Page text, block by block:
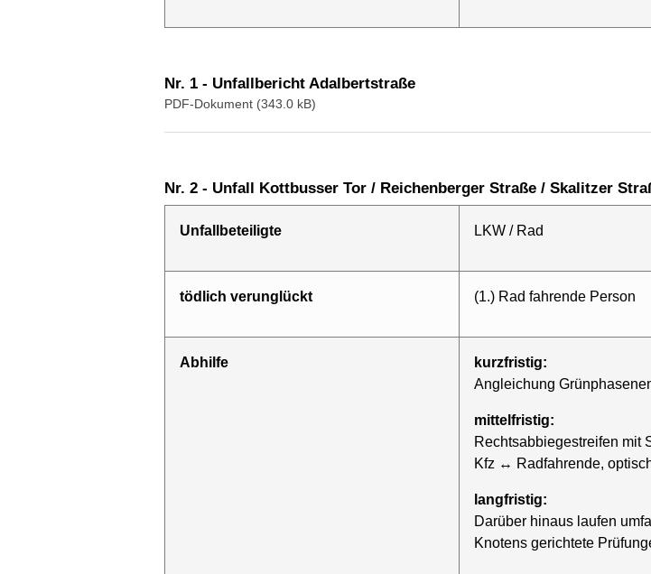
Nr. 1 - Unfallbericht Adalbertstraße
PDF-Dokument (343.0 kB)
Nr. 2 - Unfall Kottbusser Tor / Reichenberger Straße / Skalitzer
Unfallbeteiligte LKW / Rad
tödlich verunglückt (1.) Rad fahrende Person
Abhilfe
kurzfristig:
Angleichung
mittelfristig:
Rechtsabbiegestreifen mit
Kfz ↔ Radfahrende,
langfristig:
Darüber hinaus laufen
Knotens gerichtete